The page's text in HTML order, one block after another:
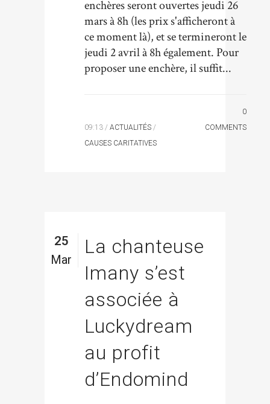
enchères seront ouvertes jeudi 26
mars à 8h (les prix s'afficheront à
ce moment là), et se termineront le
jeudi 2 avril à 8h également. Pour
proposer une enchère, il suffit...
09:13 / ACTUALITÉS /
CAUSES CARITATIVES
0
COMMENTS
25
Mar
La chanteuse
Imany s’est
associée à
Luckydream
au profit
d’Endomind